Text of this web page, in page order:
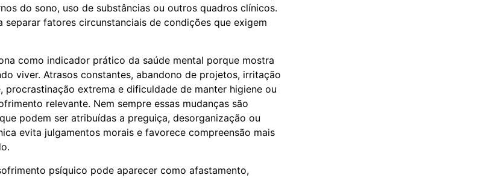
do sono, uso de substâncias ou outros quadros clínicos.
separar fatores circunstanciais de condições que exigem
como indicador prático da saúde mental porque mostra
viver. Atrasos constantes, abandono de projetos, irritação
procrastinação extrema e dificuldade de manter higiene ou
relevante. Nem sempre essas mudanças são
podem ser atribuídas a preguiça, desorganização ou
evita julgamentos morais e favorece compreensão mais
psíquico pode aparecer como afastamento,